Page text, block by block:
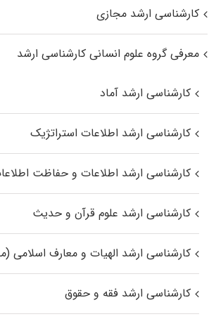
کارشناسی ارشد مجازی
معرفی گروه علوم انسانی کارشناسی ارشد
کارشناسی ارشد آماد
کارشناسی ارشد اطلاعات استراتژیک
کارشناسی ارشد اطلاعات و حفاظت
کارشناسی ارشد علوم قرآن و حدیث
کارشناسی ارشد الهیات و معارف
کارشناسی ارشد فقه و حقوق